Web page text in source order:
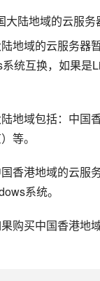
大陆地域的云服务
地域的云服务器
统互换，如果是
地域包括：中国
等。
香港地域的云服
系统。
购买中国香港地